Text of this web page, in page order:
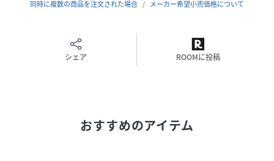
フィット:レギュラー丈
襟：クルーネック
丈：レギュラー丈
キッズ
同時に複数の商品を注文された場合
メーカー希望小売価格について
シェア ROOMに投稿
おすすめのアイテム